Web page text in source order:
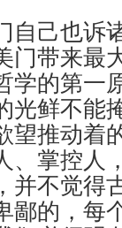
自己也诉
门带来最
学的第一
光鲜不能
望推动着
、掌控人
并不觉得
鄙的，每